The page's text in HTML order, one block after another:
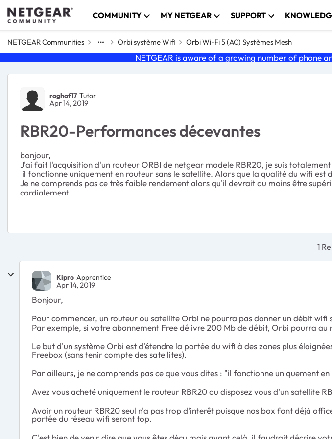
Skip to content COMMUNITY MY NETGEAR SUPPORT
NETGEAR Communities Orbi système Wifi Orbi Wi-Fi 5 (AC) Systèmes Mesh
NETGEAR is aware of a growing number of phone
Forum Discussion
roghof17 Tutor
Apr 14, 2019
RBR20-Performances décevantes
bonjour,
J'ai fait l'acquisition d'un routeur ORBI de netgear modele RBR20, je suis
il fonctionne uniquement en routeur sans le satellite. Alors que la qualité du wifi est
Je ne comprends pas ce très faible rendement alors qu'il devrait au moins être
cordialement
1
Kipro Apprentice
Apr 14, 2019
Bonjour,
Pour commencer, un routeur ou satellite Orbi ne pourra pas donner un débit wifi
Par exemple, si votre abonnement Free délivre 200 Mb de débit, Orbi pourra
Le but d'un système Orbi est d'étendre la portée du wifi à des zones plus
Freebox (sans tenir compte des satellites).
Par ailleurs, je ne comprends pas ce que vous dites : "il fonctionne uniquement
Avez vous acheté uniquement le routeur RBR20 ou disposez vous d'un satellite
Avoir un routeur RBR20 seul n'a pas trop d'interêt puisque nos box font déjà
portée du réseau wifi seront top.